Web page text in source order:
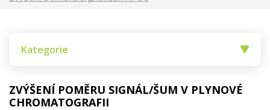
Kategorie
ZVÝŠENÍ POMĚRU SIGNÁL/ŠUM V PLYNOVÉ
CHROMATOGRAFII